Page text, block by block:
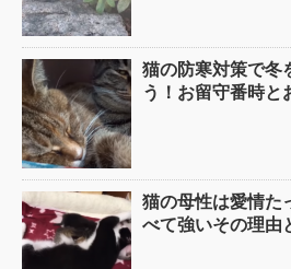
猫の防寒対策で冬
う！お留守番時と
猫の母性は愛情た
べて強いその理由